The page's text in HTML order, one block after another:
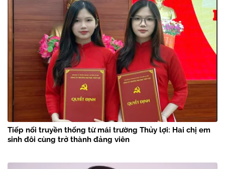
Tiếp nối truyền thống từ mái trường Thủy lợi: Hai chị em
sinh đôi cùng trở thành đảng viên